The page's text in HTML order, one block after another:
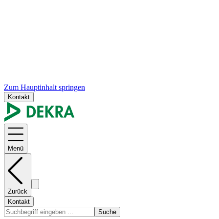
Zum Hauptinhalt springen
Kontakt
Menü
Zurück
Kontakt
Suche